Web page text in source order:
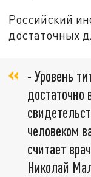
Российский
достаточных
- Уровень
достаточно
человеком
считает
Николай